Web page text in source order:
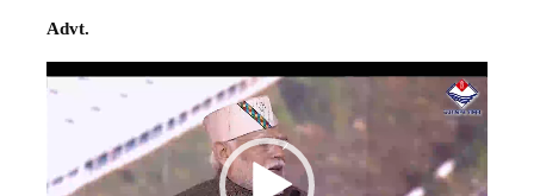
Advt.
Video